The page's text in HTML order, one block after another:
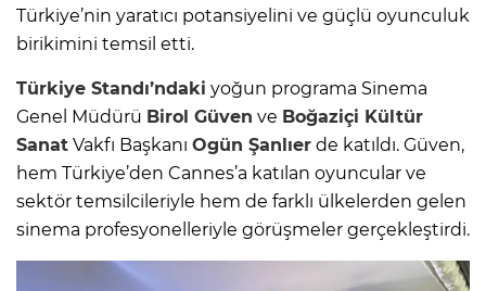
Türkiye’nin yaratıcı potansiyelini ve güçlü oyunculuk
birikimini temsil etti.
Türkiye Standı’ndaki yoğun programa Sinema
Genel Müdürü Birol Güven ve Boğaziçi Kültür
Sanat Vakfı Başkanı Ogün Şanlıer de katıldı. Güven,
hem Türkiye’den Cannes’a katılan oyuncular ve
sektör temsilcileriyle hem de farklı ülkelerden gelen
sinema profesyonelleriyle görüşmeler gerçekleştirdi.